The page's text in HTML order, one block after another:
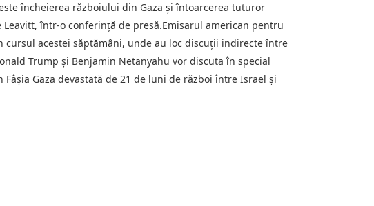
încheierea războiului din Gaza şi întoarcerea tuturor
într-o conferinţă de presă.Emisarul american pentru
cursul acestei săptămâni, unde au loc discuţii indirecte între
Trump şi Benjamin Netanyahu vor discuta în special
Gaza devastată de 21 de luni de război între Israel şi